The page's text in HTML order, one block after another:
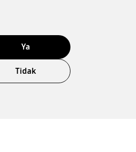
Ya
Tidak